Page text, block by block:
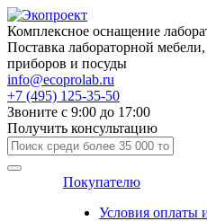
Комплексное оснащение
Поставка лабораторной
приборов и посуды
info@ecoprolab.ru
+7 (495) 125-35-50
Звоните с 9:00 до 17:00
Получить консультацию
Покупателю
Условия оплаты